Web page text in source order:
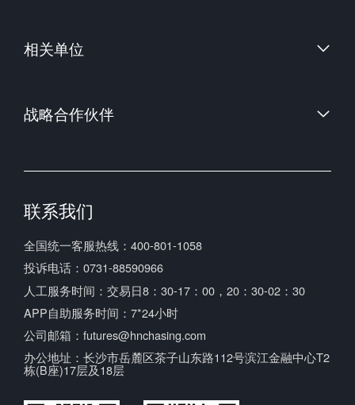
中国金融期货交易所
大连商品交易所
相关单位
中国期货业协会
战略合作伙伴
联系我们
全国统一客服热线：400-801-1058
投诉电话：0731-88590966
人工服务时间：交易日8：30-17：00，20：30-02：30
APP自助服务时间：7*24小时
公司邮箱：futures@hnchasing.com
办公地址：长沙市岳麓区茶子山东路112号滨江金融中心T2
栋(B座)17层及18层